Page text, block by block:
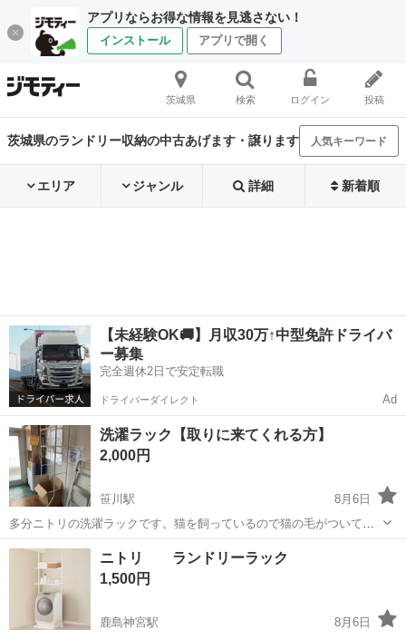
アプリならお得な情報を見逃さない！
インストール アプリで開く
茨城県 検索 ログイン 投稿
茨城県のランドリー収納の中古あげます・譲ります 人気キーワード
エリア ジャンル 詳細 新着順
【未経験OK🚚】月収30万↑中型免許ドライバ
ー募集
完全週休2日で安定転職
ドライバーダイレクト Ad
洗濯ラック【取りに来てくれる方】
2,000円
笹川駅
8月6日
多分ニトリの洗濯ラックです。猫を飼っているので猫の毛がついてて
もいい方 「土合」まで来て欲しいです！
茨城 神栖市 笹川駅 収納家具
ニトリ ランドリーラック
1,500円
鹿島神宮駅
8月6日